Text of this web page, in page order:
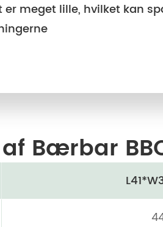
er meget lille, hvilket kan
Bærbar